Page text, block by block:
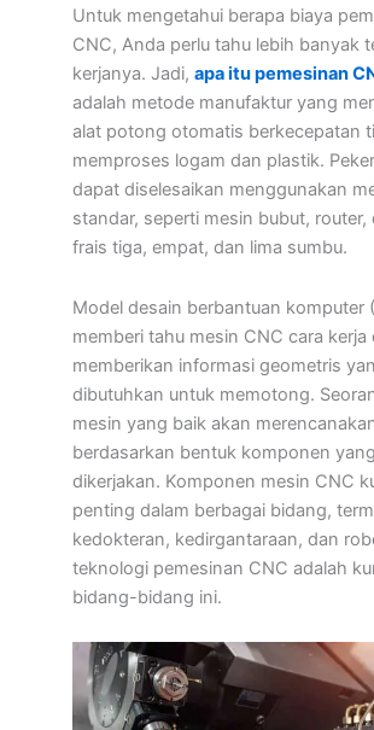
Untuk mengetahui berapa biaya
CNC, Anda perlu tahu lebih banyak
kerjanya. Jadi, apa itu pemesinan
adalah metode manufaktur yang
alat potong otomatis berkecepatan
memproses logam dan plastik.
dapat diselesaikan menggunakan
standar, seperti mesin bubut, router,
frais tiga, empat, dan lima sumbu.
Model desain berbantuan komputer
memberi tahu mesin CNC cara kerja
memberikan informasi geometris
dibutuhkan untuk memotong.
mesin yang baik akan
berdasarkan bentuk komponen
dikerjakan. Komponen mesin CNC
penting dalam berbagai bidang,
kedokteran, kedirgantaraan, dan
teknologi pemesinan CNC adalah
bidang-bidang ini.